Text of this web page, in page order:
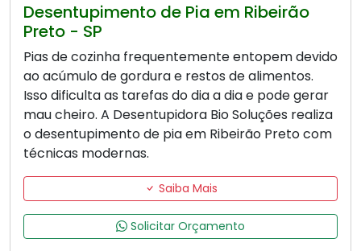
Desentupimento de Pia em Ribeirão
Preto - SP
Pias de cozinha frequentemente entopem devido
ao acúmulo de gordura e restos de alimentos.
Isso dificulta as tarefas do dia a dia e pode gerar
mau cheiro. A Desentupidora Bio Soluções realiza
o desentupimento de pia em Ribeirão Preto com
técnicas modernas.
Saiba Mais
Solicitar Orçamento